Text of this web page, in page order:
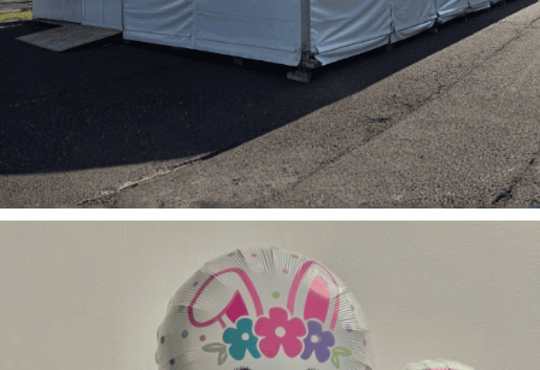
Chapiteaux de stockage